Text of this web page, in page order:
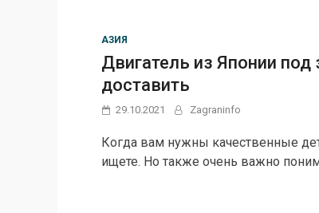
АЗИЯ
Двигатель из Японии
доставить
29.10.2021 Zagraninfo
Когда вам нужны качественные
ищете. Но также очень важно